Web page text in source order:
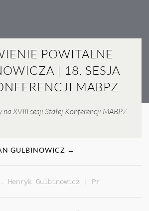
POWITALNE
| 18. SESJA
MABPZ
na XVIII sesji Stałej Konferencji MABPZ
GULBINOWICZ →
Henryk Gulbinowicz |